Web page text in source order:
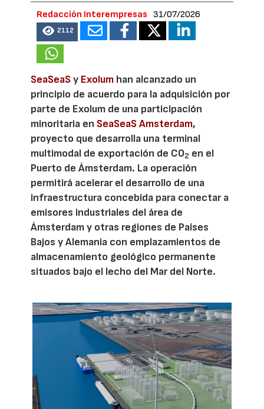
Redacción Interempresas 31/07/2026
2112
SeaSeaSy Exolum han alcanzado un
principio de acuerdo para la adquisición por
parte de Exolum de una participación
minoritaria en SeaSeaS Amsterdam,
proyecto que desarrolla una terminal
multimodal de exportación de CO2 en el
Puerto de Ámsterdam. La operación
permitirá acelerar el desarrollo de una
infraestructura concebida para conectar a
emisores industriales del área de
Ámsterdam y otras regiones de Países
Bajos y Alemania con emplazamientos de
almacenamiento geológico permanente
situados bajo el lecho del Mar del Norte.